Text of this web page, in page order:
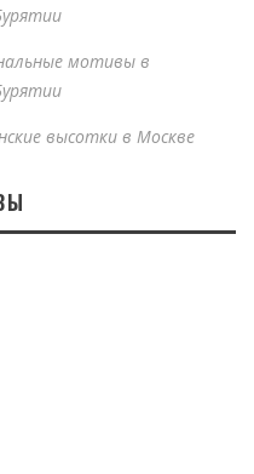
мотивы в
высотки в Москве